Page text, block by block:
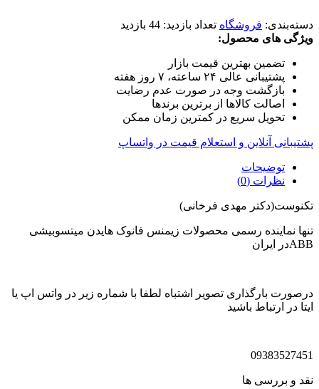
دسته‌بندی: فروشگاه تعداد بازدید: 44 بازدید
ویژگی های محصول:
تضمین بهترین قیمت بازار
پشتیبانی عالی ۲۴ ساعته، ۷ روز هفته
بازگشت وجه در صورت عدم رضایت
اصالت کالاها از برترین برندها
تحویل سریع در کمترین زمان ممکن
پشتیبانی آنلاین و استعلام قیمت در واتساپ
توضیحات
نظرات (0)
تکنوست(دکتر مهدی فرخانی)
تنها نماینده رسمی محصولات زیمنس فانوک هایدن میتسوبیشی
ABBدر ایران
درصورت بارگذاری تصویر اشتباه لطفا با شماره زیر در واتس اپ یا
ایتا در ارتباط باشید
09383527451
نقد و بررسی ها